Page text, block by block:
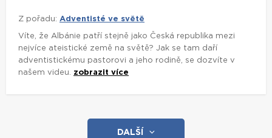
Z pořadu: Adventisté ve světě
Víte, že Albánie patří stejně jako Česká republika mezi
nejvíce ateistické země na světě? Jak se tam daří
adventistickému pastorovi a jeho rodině, se dozvíte v
našem videu. zobrazit více
DALŠÍ